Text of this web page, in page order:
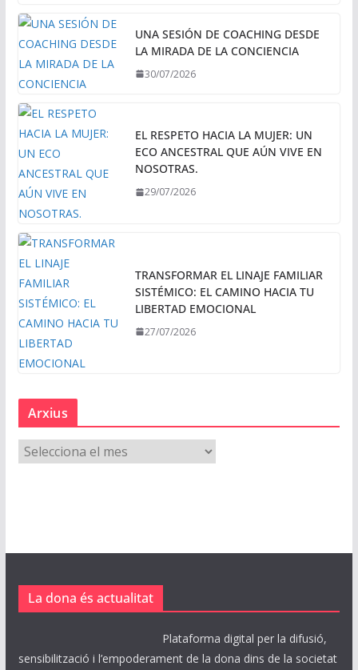
UNA SESIÓN DE COACHING DESDE
LA MIRADA DE LA CONCIENCIA
30/07/2026
EL RESPETO HACIA LA MUJER: UN
ECO ANCESTRAL QUE AÚN VIVE EN
NOSOTRAS.
29/07/2026
TRANSFORMAR EL LINAJE FAMILIAR
SISTÉMICO: EL CAMINO HACIA TU
LIBERTAD EMOCIONAL
27/07/2026
Arxius
r
La dona és actualitat
Plataforma digital per la difusió,
sensibilització i l’empoderament de la dona dins de la societat